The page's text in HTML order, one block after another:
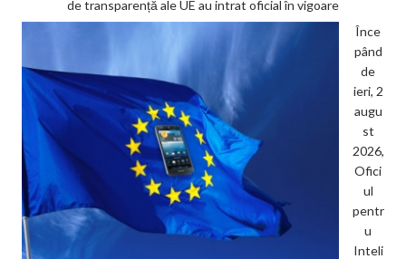
de transparență ale UE au intrat oficial în vigoare
Înce
pând
de
ieri, 2
augu
st
2026,
Ofici
ul
pentr
u
Inteli